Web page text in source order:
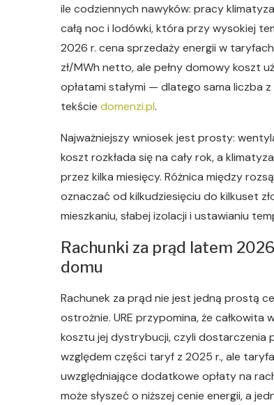
ile codziennych nawyków: pracy
całą noc i lodówki, która przy wysokiej
2026 r. cena sprzedaży energii w
zł/MWh netto, ale pełny domowy koszt
opłatami stałymi — dlatego sama liczba
tekście domenzi.pl.
Najważniejszy wniosek jest prosty:
koszt rozkłada się na cały rok, a
przez kilka miesięcy. Różnica między
oznaczać od kilkudziesięciu do kilkuset
mieszkaniu, słabej izolacji i ustawianiu
Rachunki za prąd latem
domu
Rachunek za prąd nie jest jedną prostą
ostrożnie. URE przypomina, że
kosztu jej dystrybucji, czyli dostarczenia
względem części taryf z 2025 r., ale
uwzględniające dodatkowe opłaty na
może słyszeć o niższej cenie energii, a